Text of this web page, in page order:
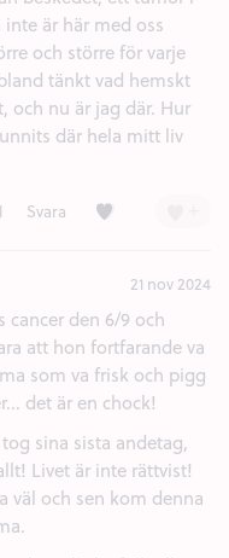
är här med oss
och större för varje
tänkt vad hemskt
och nu är jag där. Hur
där hela mitt liv
Svara Kärlek (2)
21 nov 2024
den 6/9 och
att hon fortfarande va
som va frisk och pigg
det är en chock!
sina sista andetag,
Livet är inte rättvist!
väl och sen kom denna